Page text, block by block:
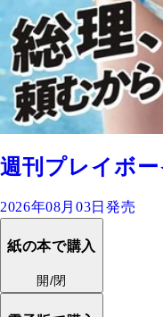
週刊プレイボー
2026年08月03日発売
紙の本で購入
開/閉